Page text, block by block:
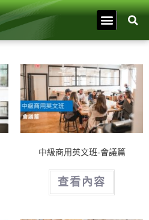
中級商用英文班-會議篇
查看內容